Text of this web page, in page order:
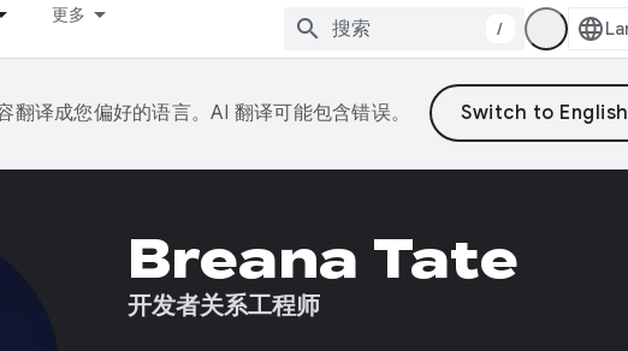
更多
/
译成您偏好的语言。AI 翻译可能包含错误。
Breana Tate
开发者关系工程师